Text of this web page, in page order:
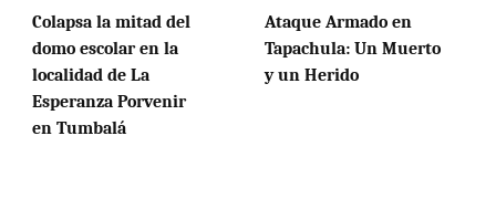
Colapsa la mitad del
domo escolar en la
localidad de La
Esperanza Porvenir
en Tumbalá
Ataque Armado en
Tapachula: Un Muerto
y un Herido